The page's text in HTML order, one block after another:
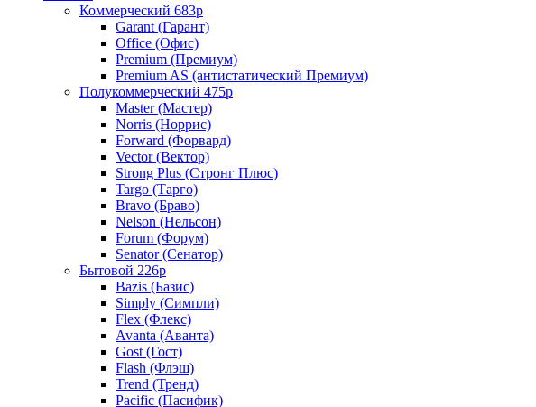
Коммерческий 683р
Garant (Гарант)
Office (Офис)
Premium (Премиум)
Premium AS (антистатический Премиум)
Полукоммерческий 475р
Master (Мастер)
Norris (Норрис)
Forward (Форвард)
Vector (Вектор)
Strong Plus (Стронг Плюс)
Targo (Тарго)
Bravo (Браво)
Nelson (Нельсон)
Forum (Форум)
Senator (Сенатор)
Бытовой 226р
Bazis (Базис)
Simply (Симпли)
Flex (Флекс)
Avanta (Аванта)
Gost (Гост)
Flash (Флэш)
Trend (Тренд)
Pacific (Пасифик)